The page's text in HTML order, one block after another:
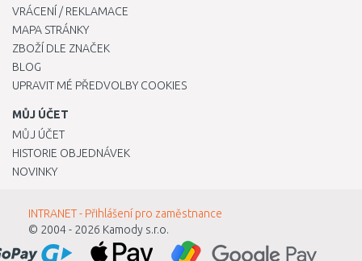
VRÁCENÍ / REKLAMACE
MAPA STRÁNKY
ZBOŽÍ DLE ZNAČEK
BLOG
UPRAVIT MÉ PŘEDVOLBY COOKIES
MŮJ ÚČET
MŮJ ÚČET
HISTORIE OBJEDNÁVEK
NOVINKY
INTRANET - Přihlášení pro zaměstnance
© 2004 - 2026 Kamody s.r.o.